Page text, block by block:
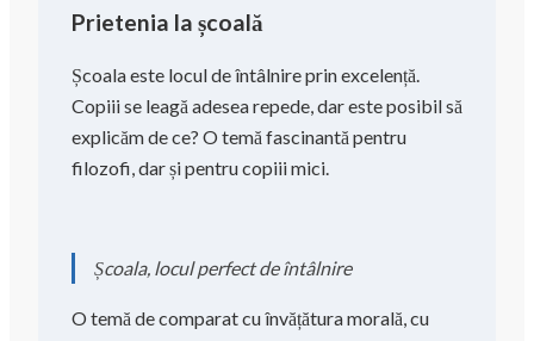
Prietenia la școală
Școala este locul de întâlnire prin excelență.
Copiii se leagă adesea repede, dar este posibil să
explicăm de ce? O temă fascinantă pentru
filozofi, dar și pentru copiii mici.
Școala, locul perfect de întâlnire
O temă de comparat cu învățătura morală, cu